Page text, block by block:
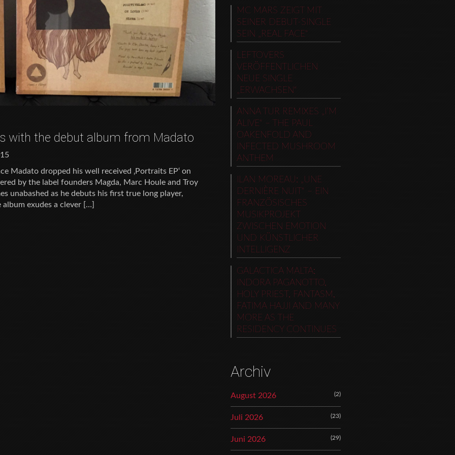
with the debut album from Madato
Madato dropped his well received ‚Portraits EP‘ on
by the label founders Magda, Marc Houle and Troy
unabashed as he debuts his first true long player,
album exudes a clever […]
MC MARS ZEIGT MIT
SEINER DEBUT-SINGLE
SEIN „REAL FACE“
LEFTOVERS
VERÖFFENTLICHEN
NEUE SINGLE
„ERWACHSEN“
ANNA TUR REMIXES „I’M
ALIVE“ – THE PAUL
OAKENFOLD AND
INFECTED MUSHROOM
ANTHEM
ILAN MOREAU: „UNE
DERNIÈRE NUIT“ – EIN
FRANZÖSISCHES
MUSIKPROJEKT
ZWISCHEN EMOTION
UND KÜNSTLICHER
INTELLIGENZ
GALACTICA MALTA:
INDORA PAGANOTTO,
HOLY PRIEST, FANTASM,
FATIMA HAJJI AND MANY
MORE AS THE
RESIDENCY CONTINUES
Archiv
August 2026 (2)
Juli 2026 (23)
Juni 2026 (29)